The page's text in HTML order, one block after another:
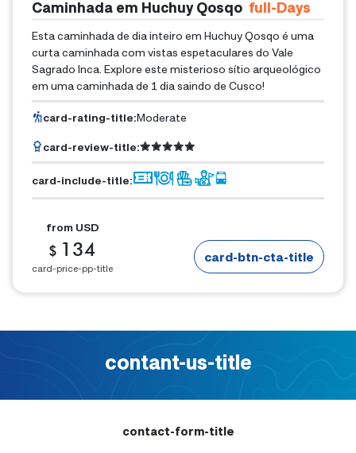
Caminhada em Huchuy Qosqo Full-Days
Esta caminhada de dia inteiro em Huchuy Qosqo é uma
curta caminhada com vistas espetaculares do Vale
Sagrado Inca. Explore este misterioso sítio arqueológico
em uma caminhada de 1 dia saindo de Cusco!
card-rating-title:Moderate
card-review-title:
card-include-title:
from USD
$ 134
card-price-pp-title
card-btn-cta-title
contant-us-title
contact-form-title